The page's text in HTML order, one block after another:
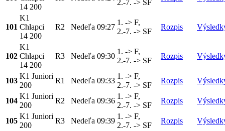
14 200
2.-7. -> SF
101
K1
Chlapci
14 200
R2 Nedeľa 09:27
1. -> F,
2.-7. -> SF
Rozpis
102
K1
Chlapci
14 200
R3 Nedeľa 09:30
1. -> F,
2.-7. -> SF
Rozpis
103
K1 Juniori
200
R1 Nedeľa 09:33
1. -> F,
2.-7. -> SF
Rozpis
104
K1 Juniori
200
R2 Nedeľa 09:36
1. -> F,
2.-7. -> SF
Rozpis
105
K1 Juniori
200
R3 Nedeľa 09:39
1. -> F,
2.-7. -> SF
Rozpis